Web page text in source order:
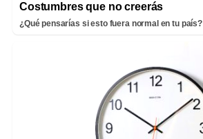
Costumbres que no creerás
¿Qué pensarías si esto fuera normal en tu país?